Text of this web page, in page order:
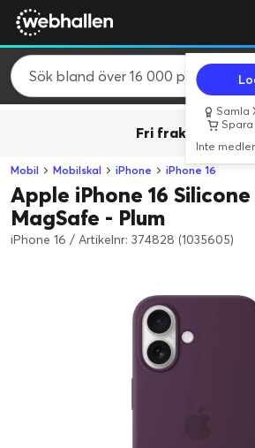
Samla
Inte
Fri frakt över
Mobil Mobilskal iPhone iPhone 16
Apple iPhone 16
MagSafe - Plum
iPhone 16 / Artikelnr: 374828 (1035605)